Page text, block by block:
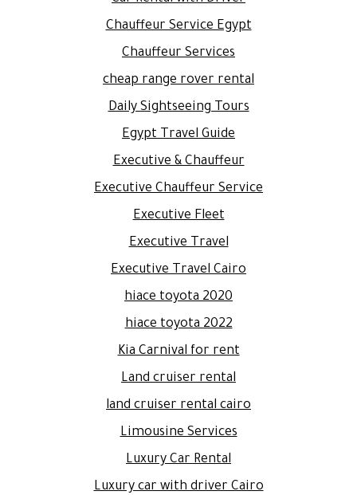
Chauffeur Service Egypt
Chauffeur Services
cheap range rover rental
Daily Sightseeing Tours
Egypt Travel Guide
Executive & Chauffeur
Executive Chauffeur Service
Executive Fleet
Executive Travel
Executive Travel Cairo
hiace toyota 2020
hiace toyota 2022
Kia Carnival for rent
Land cruiser rental
land cruiser rental cairo
Limousine Services
Luxury Car Rental
Luxury car with driver Cairo